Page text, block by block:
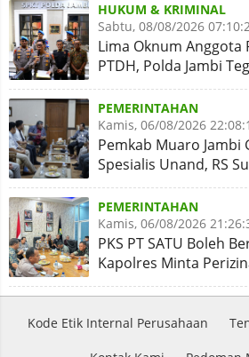
HUKUM & KRIMINAL
Sabtu, 08/08/2026
Lima Oknum Anggota
PTDH, Polda Jambi
Penegakan Kode Etik
PEMERINTAHAN
Kamis, 06/08/2026
Pemkab Muaro Jambi
Spesialis Unand, RS
Disiapkan Naik Kelas
PEMERINTAHAN
Kamis, 06/08/2026
PKS PT SATU Boleh
Kapolres Minta
Kode Etik Internal Perusahaan